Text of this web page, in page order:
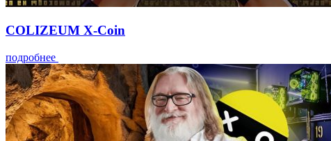
COLIZEUM X-Coin
подробнее